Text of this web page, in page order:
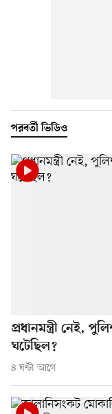
পরবর্তী ভিডিও
প্রধানমন্ত্রী নেই,
ঘটেছিল?
৪ ঘণ্টা আগে